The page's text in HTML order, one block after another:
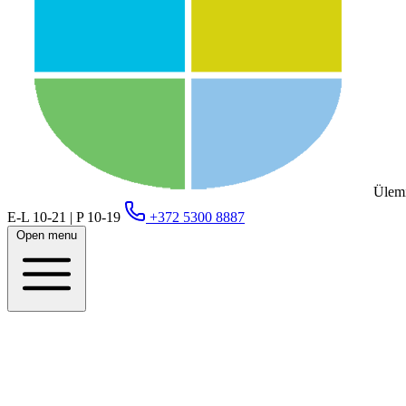
E-L 10-21 | P 10-19
+372 5300 8887
Open menu